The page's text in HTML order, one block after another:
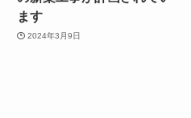
ます
2024年3月9日